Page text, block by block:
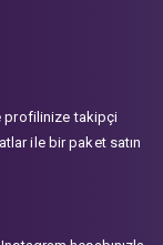
profilinize takipçi
ile bir paket satın